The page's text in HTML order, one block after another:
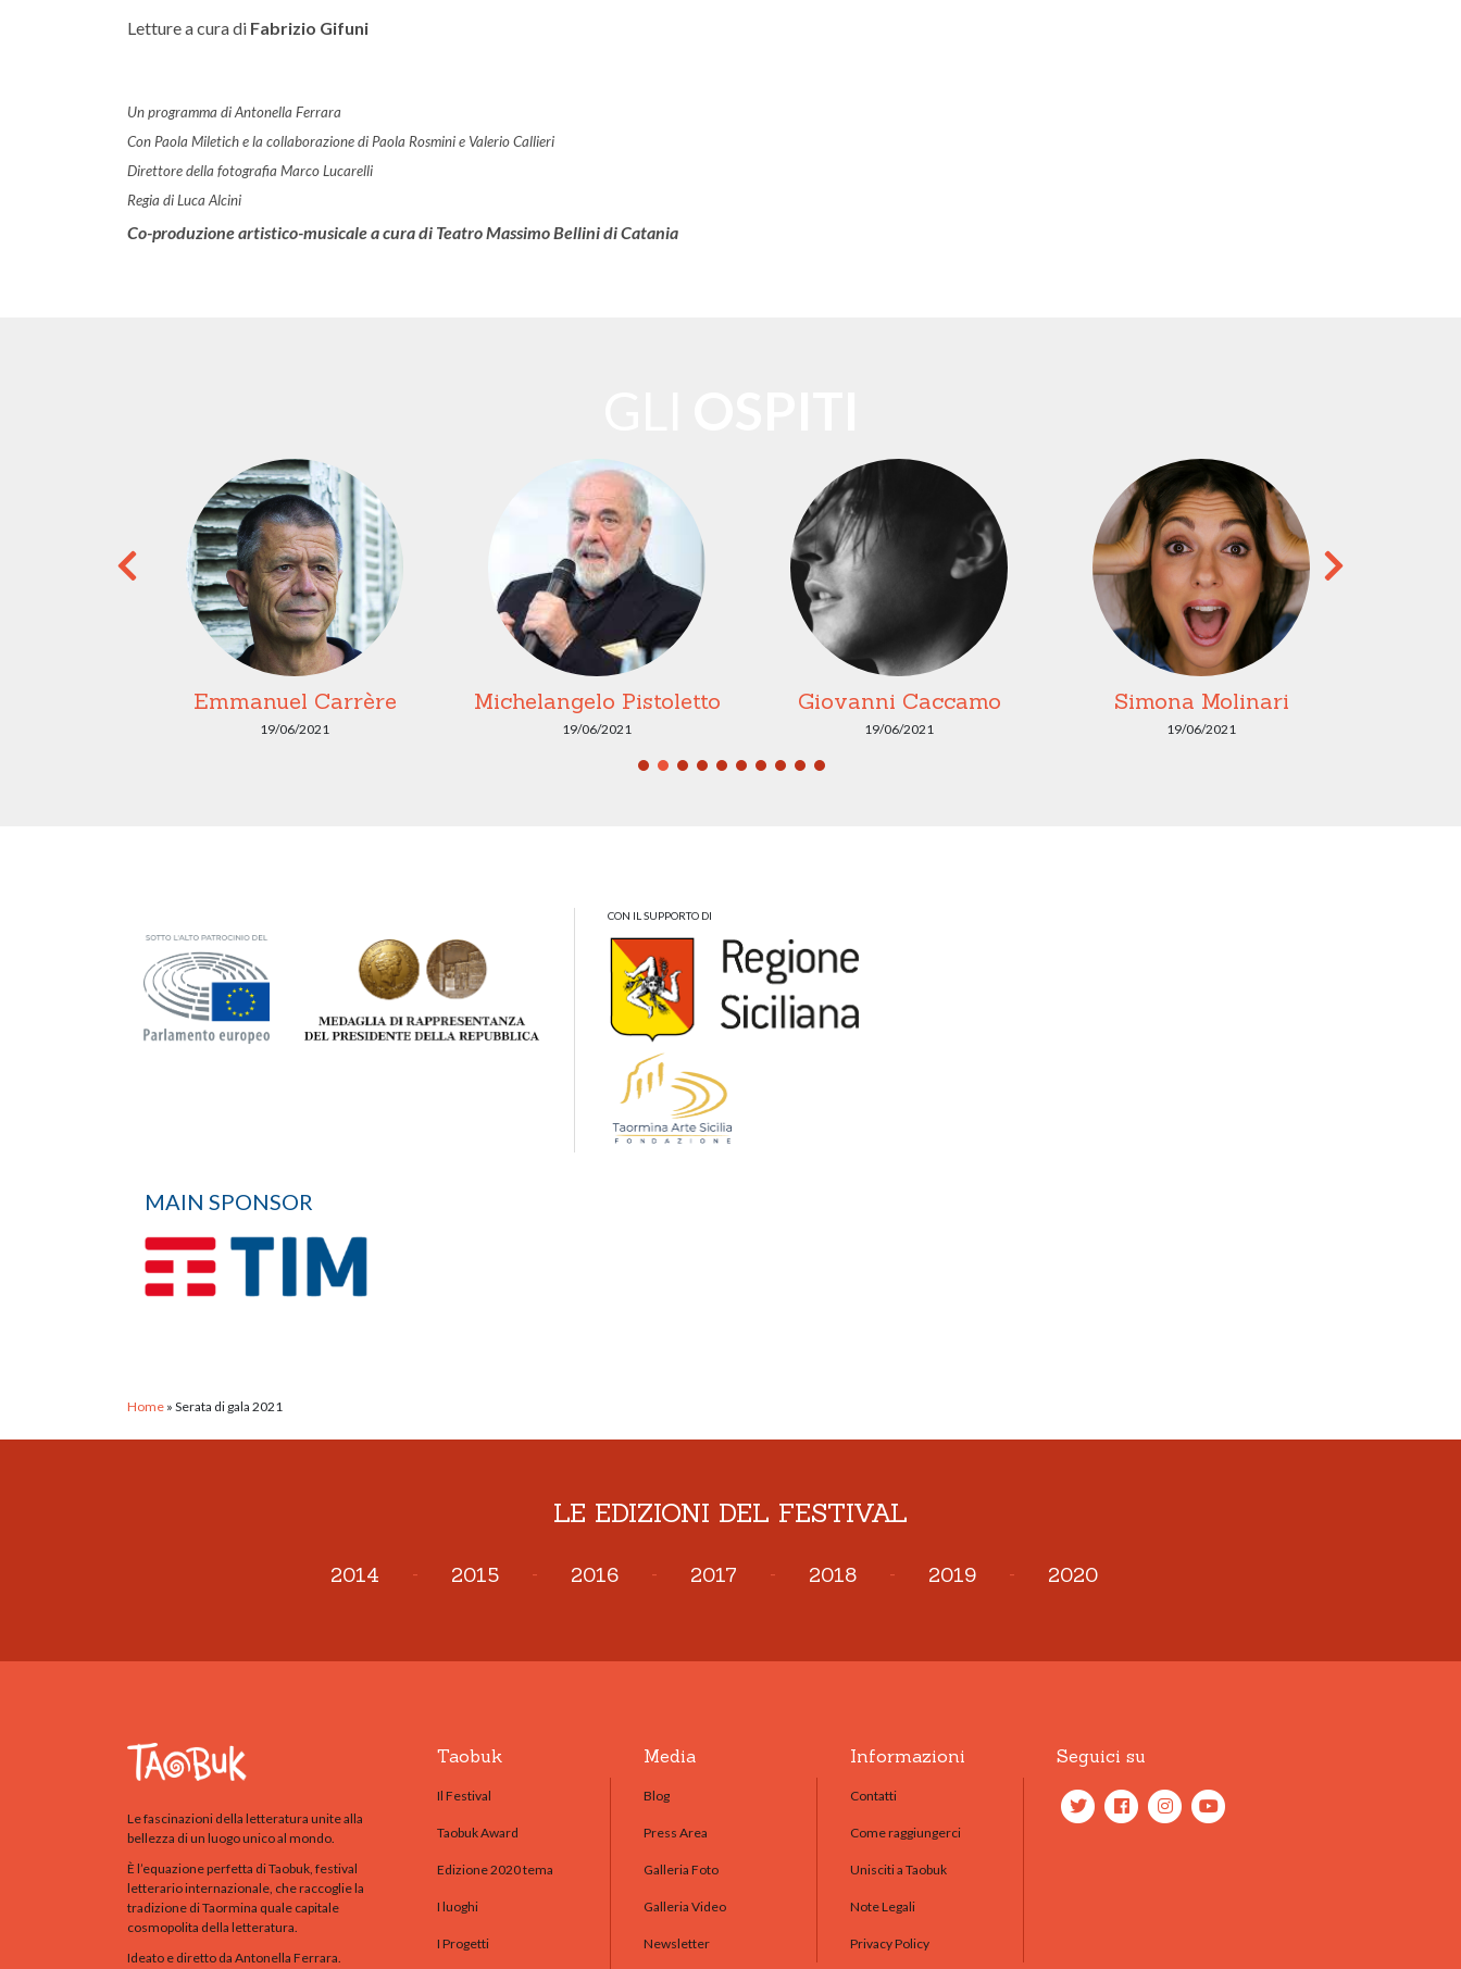
Letture a cura di Fabrizio Gifuni
Un programma di Antonella Ferrara
Con Paola Miletich ela collaborazione di Paola Rosminie Valerio Callieri
Direttore della fotografia Marco Lucarelli
Regia di Luca Alcini
Co-produzione artistico-musicale a cura di Teatro Massimo Bellini di Catania
Emmanuel Carrère
19/06/2021
Michelangelo Pistoletto
19/06/2021
Giovanni Caccamo
19/06/2021
Simona Molinari
19/06/2021
CON IL SUPPORTO DI
MAIN SPONSOR
Home » Serata di gala 2021
LE EDIZIONI DEL FESTIVAL
2014 - 2015 - 2016 - 2017 - 2018 - 2019 - 2020
Le fascinazioni della letteratura unite alla
bellezza di un luogo unico al mondo.
È l’equazione perfetta di Taobuk, festival
letterario internazionale, che raccoglie la
tradizione di Taormina quale capitale
cosmopolita della letteratura.
Ideato e diretto da Antonella Ferrara.
Taobuk
Il Festival
Taobuk Award
Edizione 2020 tema
I luoghi
I Progetti
Media
Blog
Press Area
Galleria Foto
Galleria Video
Newsletter
Informazioni
Contatti
Come raggiungerci
Unisciti a Taobuk
Note Legali
Privacy Policy
Seguici su